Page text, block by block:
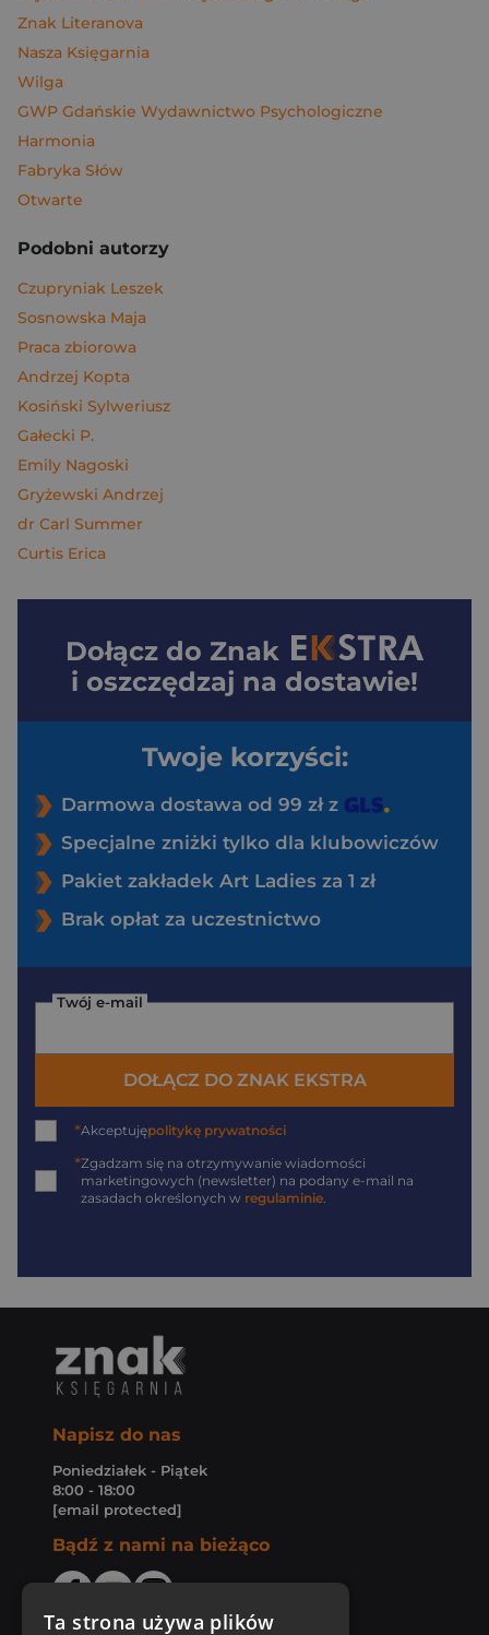
Znak Literanova
Nasza Księgarnia
Wilga
GWP Gdańskie Wydawnictwo Psychologiczne
Harmonia
Fabryka Słów
Otwarte
Podobni autorzy
Czupryniak Leszek
Sosnowska Maja
Praca zbiorowa
Andrzej Kopta
Kosiński Sylweriusz
Gałecki P.
Emily Nagoski
Gryżewski Andrzej
dr Carl Summer
Curtis Erica
Dołącz do Znak
i oszczędzaj na dostawie!
Twoje korzyści:
Darmowa dostawa od 99 zł z
Specjalne zniżki tylko dla klubowiczów
Pakiet zakładek Art Ladies za 1 zł
Brak opłat za uczestnictwo
Twój e-mail
DOŁĄCZ DO ZNAK EKSTRA
*Akceptujępolitykę prywatności
*Zgadzam się na otrzymywanie wiadomości
marketingowych (newsletter) na podany e-mail na
zasadach określonych w regulaminie.
Napisz do nas
Poniedziałek - Piątek
8:00 - 18:00
[email protected]
Bądź z nami na bieżąco
Ta strona używa plików